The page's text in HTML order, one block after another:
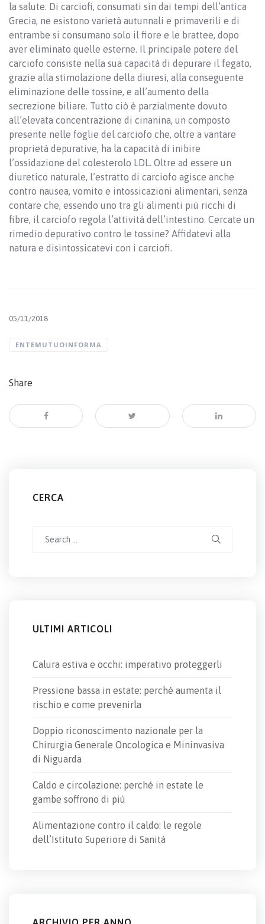
la salute. Di carciofi, consumati sin dai tempi dell’antica
Grecia, ne esistono varietà autunnali e primaverili e di
entrambe si consumano solo il fiore e le brattee, dopo
aver eliminato quelle esterne. Il principale potere del
carciofo consiste nella sua capacità di depurare il fegato,
grazie alla stimolazione della diuresi, alla conseguente
eliminazione delle tossine, e all’aumento della
secrezione biliare. Tutto ciò è parzialmente dovuto
all’elevata concentrazione di cinanina, un composto
presente nelle foglie del carciofo che, oltre a vantare
proprietà depurative, ha la capacità di inibire
l’ossidazione del colesterolo LDL. Oltre ad essere un
diuretico naturale, l’estratto di carciofo agisce anche
contro nausea, vomito e intossicazioni alimentari, senza
contare che, essendo uno tra gli alimenti più ricchi di
fibre, il carciofo regola l’attività dell’intestino. Cercate un
rimedio depurativo contro le tossine? Affidatevi alla
natura e disintossicatevi con i carciofi.
05/11/2018
ENTEMUTUOINFORMA
Share
CERCA
ULTIMI ARTICOLI
Calura estiva e occhi: imperativo proteggerli
Pressione bassa in estate: perché aumenta il
rischio e come prevenirla
Doppio riconoscimento nazionale per la
Chirurgia Generale Oncologica e Mininvasiva
di Niguarda
Caldo e circolazione: perché in estate le
gambe soffrono di più
Alimentazione contro il caldo: le regole
dell’Istituto Superiore di Sanità